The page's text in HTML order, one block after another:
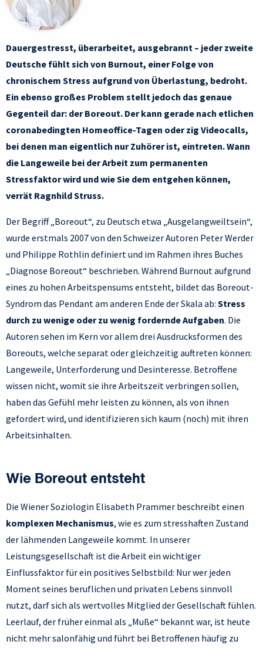
Dauergestresst, überarbeitet, ausgebrannt – jeder zweite
Deutsche fühlt sich von Burnout, einer Folge von
chronischem Stress aufgrund von Überlastung, bedroht.
Ein ebenso großes Problem stellt jedoch das genaue
Gegenteil dar: der Boreout. Der kann gerade nach etlichen
coronabedingten Homeoffice-Tagen oder zig Videocalls,
bei denen man eigentlich nur Zuhörer ist, eintreten. Wann
die Langeweile bei der Arbeit zum permanenten
Stressfaktor wird und wie Sie dem entgehen können,
verrät Ragnhild Struss.
Der Begriff „Boreout“, zu Deutsch etwa „Ausgelangweiltsein“,
wurde erstmals 2007 von den Schweizer Autoren Peter Werder
und Philippe Rothlin definiert und im Rahmen ihres Buches
„Diagnose Boreout“ beschrieben. Während Burnout aufgrund
eines zu hohen Arbeitspensums entsteht, bildet das Boreout-
Syndrom das Pendant am anderen Ende der Skala ab: Stress
durch zu wenige oder zu wenig fordernde Aufgaben. Die
Autoren sehen im Kern vor allem drei Ausdrucksformen des
Boreouts, welche separat oder gleichzeitig auftreten können:
Langeweile, Unterforderung und Desinteresse. Betroffene
wissen nicht, womit sie ihre Arbeitszeit verbringen sollen,
haben das Gefühl mehr leisten zu können, als von ihnen
gefordert wird, und identifizieren sich kaum (noch) mit ihren
Arbeitsinhalten.
Wie Boreout entsteht
Die Wiener Soziologin Elisabeth Prammer beschreibt einen
komplexen Mechanismus, wie es zum stresshaften Zustand
der lähmenden Langeweile kommt. In unserer
Leistungsgesellschaft ist die Arbeit ein wichtiger
Einflussfaktor für ein positives Selbstbild: Nur wer jeden
Moment seines beruflichen und privaten Lebens sinnvoll
nutzt, darf sich als wertvolles Mitglied der Gesellschaft fühlen.
Leerlauf, der früher einmal als „Muße“ bekannt war, ist heute
nicht mehr salonfähig und führt bei Betroffenen häufig zu